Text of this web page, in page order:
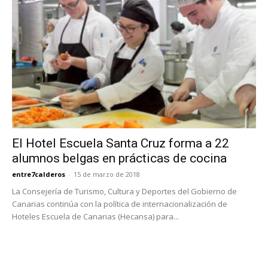
El Hotel Escuela Santa Cruz forma a 22
alumnos belgas en prácticas de cocina
entre7calderos - 15 de marzo de 2018
La Consejería de Turismo, Cultura y Deportes del Gobierno de
Canarias continúa con la política de internacionalización de
Hoteles Escuela de Canarias (Hecansa) para...